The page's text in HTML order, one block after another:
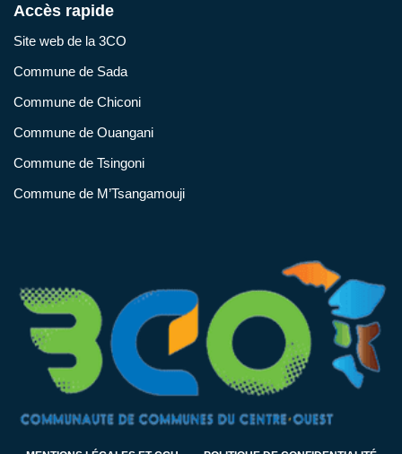
Accès rapide
Site web de la 3CO
Commune de Sada
Commune de Chiconi
Commune de Ouangani
Commune de Tsingoni
Commune de M’Tsangamouji